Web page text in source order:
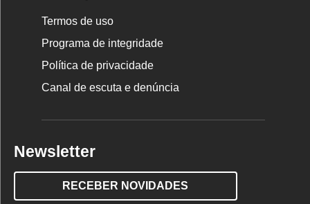
Termos de uso
Programa de integridade
Política de privacidade
Canal de escuta e denúncia
Newsletter
RECEBER NOVIDADES